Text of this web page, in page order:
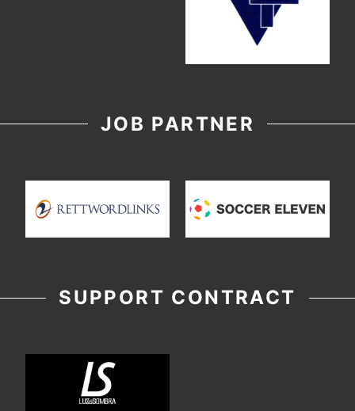
JOB PARTNER
SUPPORT CONTRACT